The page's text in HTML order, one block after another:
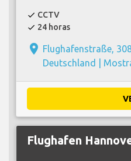
check CCTV
check 24 horas
place Flughafenstraße,
Deutschland |
Flughafen